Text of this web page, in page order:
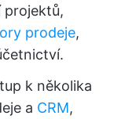
projektů,
prodeje,
k několika
a CRM,